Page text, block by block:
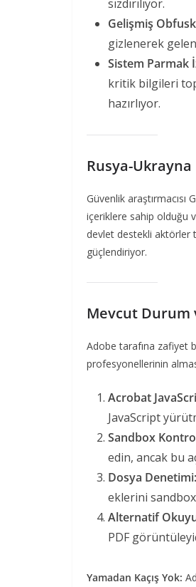
sızdırılıyor.
Gelişmiş
gizlenerek
Sistem Parmak
kritik bilgileri
hazırlıyor.
Rusya-Ukrayna
Güvenlik araştırmacısı
içeriklere sahip olduğu
devlet destekli aktörler
güçlendiriyor.
Mevcut Durum
Adobe tarafına zafiyet
profesyonellerinin
Acrobat
JavaScript
Sandbox
edin, ancak bu
Dosya Denetimi:
eklerini
Alternatif
PDF
Yamadan Kaçış Yok: